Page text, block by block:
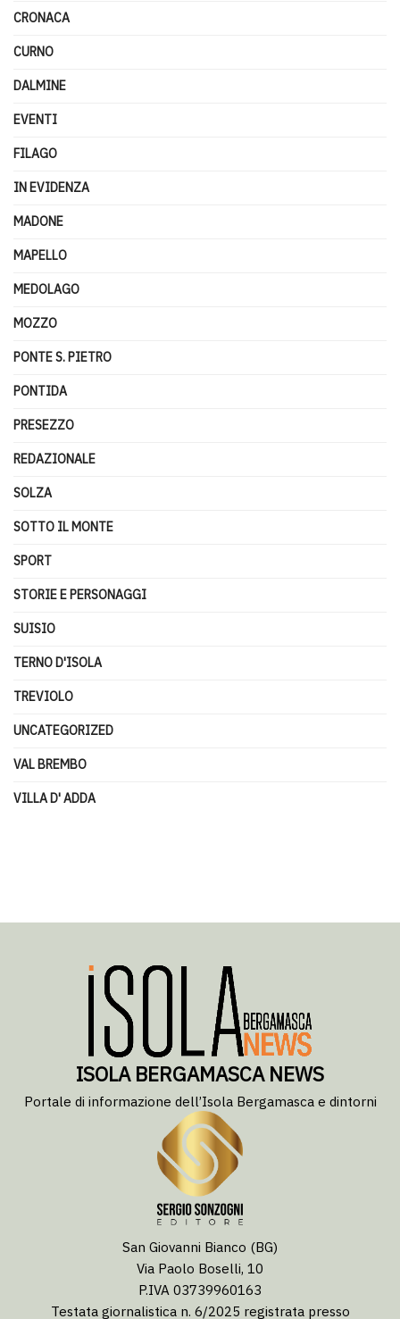
CRONACA
CURNO
DALMINE
EVENTI
FILAGO
IN EVIDENZA
MADONE
MAPELLO
MEDOLAGO
MOZZO
PONTE S. PIETRO
PONTIDA
PRESEZZO
REDAZIONALE
SOLZA
SOTTO IL MONTE
SPORT
STORIE E PERSONAGGI
SUISIO
TERNO D'ISOLA
TREVIOLO
UNCATEGORIZED
VAL BREMBO
VILLA D' ADDA
ISOLA BERGAMASCA NEWS
Portale di informazione dell’Isola Bergamasca e dintorni
San Giovanni Bianco (BG)
Via Paolo Boselli, 10
P.IVA 03739960163
Testata giornalistica n. 6/2025 registrata presso